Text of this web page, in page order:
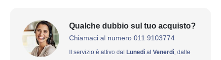
Qualche dubbio sul tuo acquisto?
Chiamaci al numero 011 9103774
Il servizio è attivo dal Lunedì al Venerdì , dalle